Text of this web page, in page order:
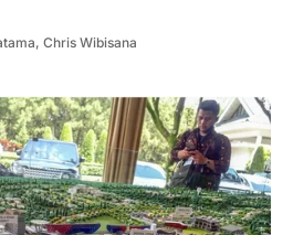
, Chris Wibisana